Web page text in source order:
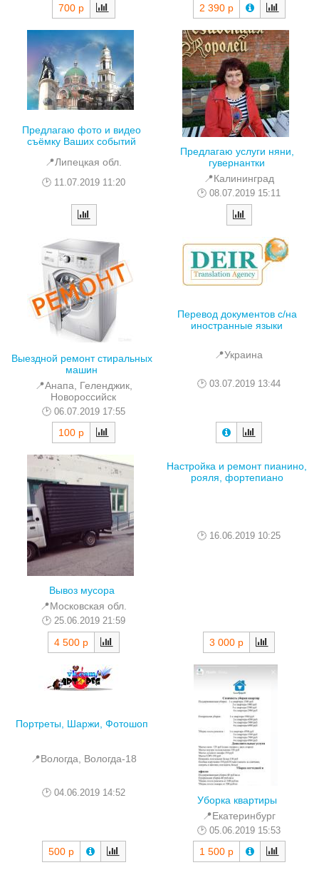
700 р 2 390 р
Предлагаю фото и видео
съёмку Ваших событий
📍Липецкая обл.
11.07.2019 11:20
Предлагаю услуги няни,
гувернантки
📍Калининград
08.07.2019 15:11
Выездной ремонт стиральных
машин
📍Анапа, Геленджик,
Новороссийск
06.07.2019 17:55
100 р
Перевод документов с/на
иностранные языки
📍Украина
03.07.2019 13:44
Вывоз мусора
📍Московская обл.
25.06.2019 21:59
4 500 р
Настройка и ремонт пианино,
рояля, фортепиано
16.06.2019 10:25
3 000 р
Портреты, Шаржи, Фотошоп
📍Вологда, Вологда-18
04.06.2019 14:52
500 р
Уборка квартиры
📍Екатеринбург
05.06.2019 15:53
1 500 р